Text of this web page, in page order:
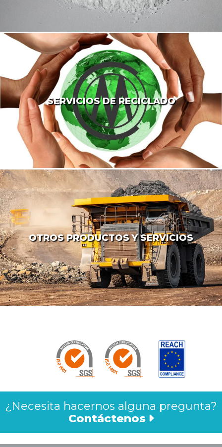
SERVICIOS DE RECICLADO
OTROS PRODUCTOS Y SERVICIOS
¿Necesita hacernos alguna pregunta?
Contáctenos